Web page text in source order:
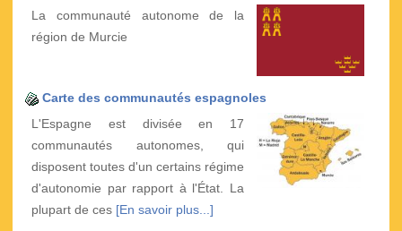
La communauté autonome de la
région de Murcie
Carte des communautés espagnoles
L'Espagne est divisée en 17
communautés autonomes, qui
disposent toutes d'un certains régime
d'autonomie par rapport à l'État. La
plupart de ces [En savoir plus...]